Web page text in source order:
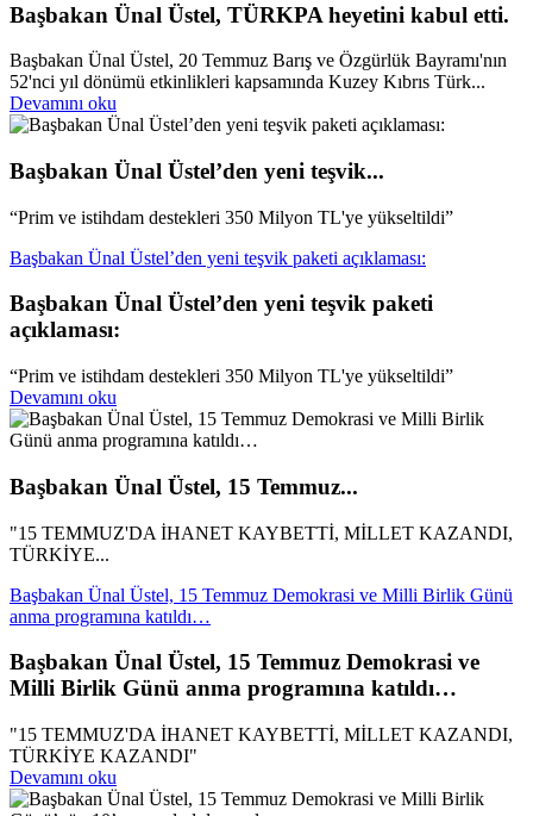
Başbakan Ünal Üstel, TÜRKPA heyetini kabul etti.
Başbakan Ünal Üstel, 20 Temmuz Barış ve Özgürlük Bayramı'nın
52'nci yıl dönümü etkinlikleri kapsamında Kuzey Kıbrıs Türk...
Devamını oku
Başbakan Ünal Üstel’den yeni teşvik...
“Prim ve istihdam destekleri 350 Milyon TL'ye yükseltildi”
Başbakan Ünal Üstel’den yeni teşvik paketi açıklaması:
Başbakan Ünal Üstel’den yeni teşvik paketi
açıklaması:
“Prim ve istihdam destekleri 350 Milyon TL'ye yükseltildi”
Devamını oku
Başbakan Ünal Üstel, 15 Temmuz...
"15 TEMMUZ'DA İHANET KAYBETTİ, MİLLET KAZANDI,
TÜRKİYE...
Başbakan Ünal Üstel, 15 Temmuz Demokrasi ve Milli Birlik Günü
anma programına katıldı…
Başbakan Ünal Üstel, 15 Temmuz Demokrasi ve
Milli Birlik Günü anma programına katıldı…
"15 TEMMUZ'DA İHANET KAYBETTİ, MİLLET KAZANDI,
TÜRKİYE KAZANDI"
Devamını oku